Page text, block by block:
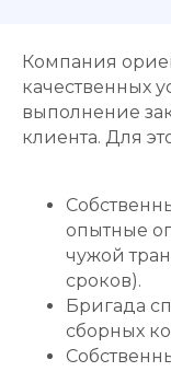
Компания
качественных
выполнение
клиента. Для
опытные
чужой
сроков).
Бригада
сборных